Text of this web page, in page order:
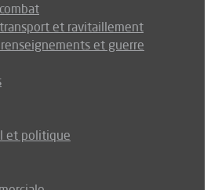
et ravitaillement
et guerre
et politique